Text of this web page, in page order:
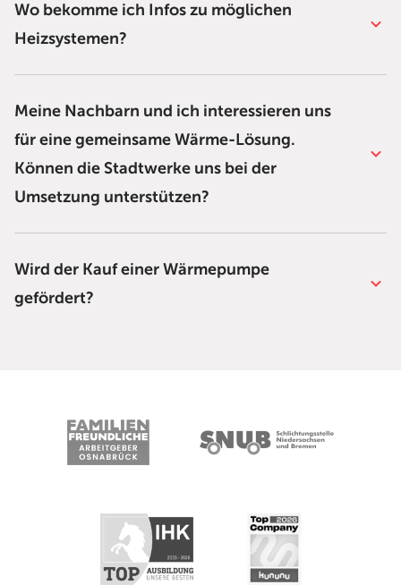
Wo bekomme ich Infos zu möglichen
Heizsystemen?
Meine Nachbarn und ich interessieren uns
für eine gemeinsame Wärme-Lösung.
Können die Stadtwerke uns bei der
Umsetzung unterstützen?
Wird der Kauf einer Wärmepumpe
gefördert?